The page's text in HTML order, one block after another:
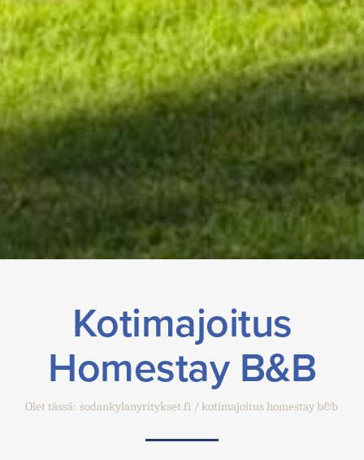
Kotimajoitus
Homestay B&B
Olet tässä: sodankylanyritykset.fi kotimajoitus homestay b&b